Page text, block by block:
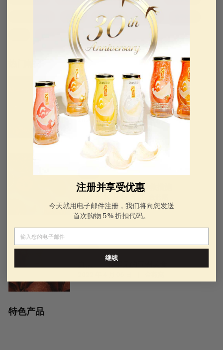
母亲节 新闻与公告 特色食品
健康养生日常
送给老年人的中国礼物
2026年春节送礼须知：宜与忌
2024 年 11 月 04 日 金燕窩
7种提高免疫系统的补救措施
燕窝
血燕 - 一种罕见的亚洲美食
特色产品
注册并享受优惠
今天就用电子邮件注册，我们将向您发送
首次购物 5% 折扣代码。
继续